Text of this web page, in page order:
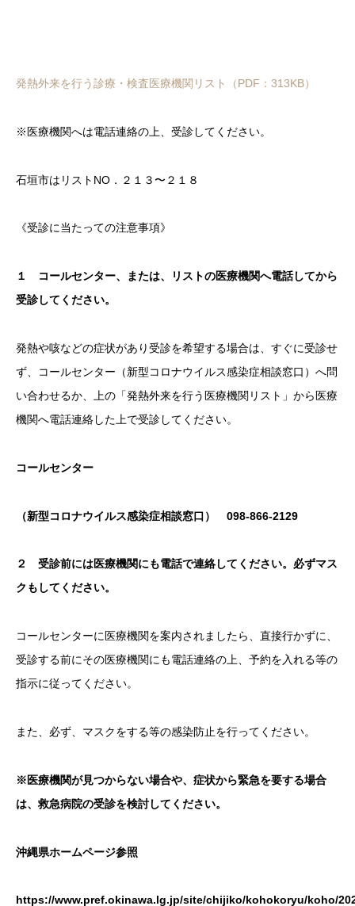
発熱外来を行う診療・検査医療機関リスト（PDF：313KB）
※医療機関へは電話連絡の上、受診してください。
石垣市はリストNO．２１３〜２１８
《受診に当たっての注意事項》
１ コールセンター、または、リストの医療機関へ電話してから
受診してください。
発熱や咳などの症状があり受診を希望する場合は、すぐに受診せ
ず、コールセンター（新型コロナウイルス感染症相談窓口）へ問
い合わせるか、上の「発熱外来を行う医療機関リスト」から医療
機関へ電話連絡した上で受診してください。
コールセンター
（新型コロナウイルス感染症相談窓口） 098-866-2129
２ 受診前には医療機関にも電話で連絡してください。必ずマス
クもしてください。
コールセンターに医療機関を案内されましたら、直接行かずに、
受診する前にその医療機関にも電話連絡の上、予約を入れる等の
指示に従ってください。
また、必ず、マスクをする等の感染防止を行ってください。
※医療機関が見つからない場合や、症状から緊急を要する場合
は、救急病院の受診を検討してください。
沖縄県ホームページ参照
https://www.pref.okinawa.lg.jp/site/chijiko/kohokoryu/koho/